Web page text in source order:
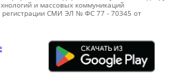
и массовых коммуникаций
регистрации СМИ ЭЛ № ФС 77 - 70345 от